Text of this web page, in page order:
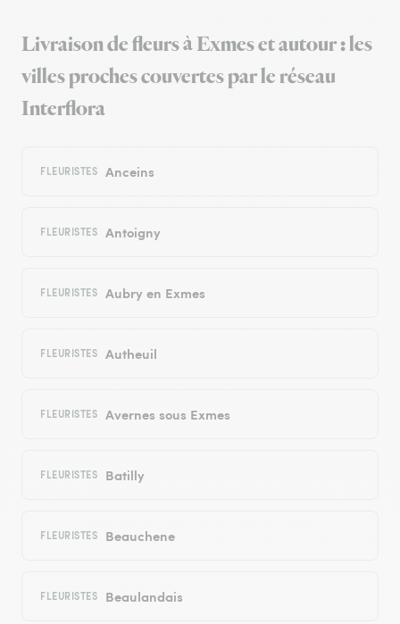
Livraison de fleurs à Exmes et autour : les
villes proches couvertes par le réseau
Interflora
FLEURISTES Anceins
FLEURISTES Antoigny
FLEURISTES Aubry en Exmes
FLEURISTES Autheuil
FLEURISTES Avernes sous Exmes
FLEURISTES Batilly
FLEURISTES Beauchene
FLEURISTES Beaulandais